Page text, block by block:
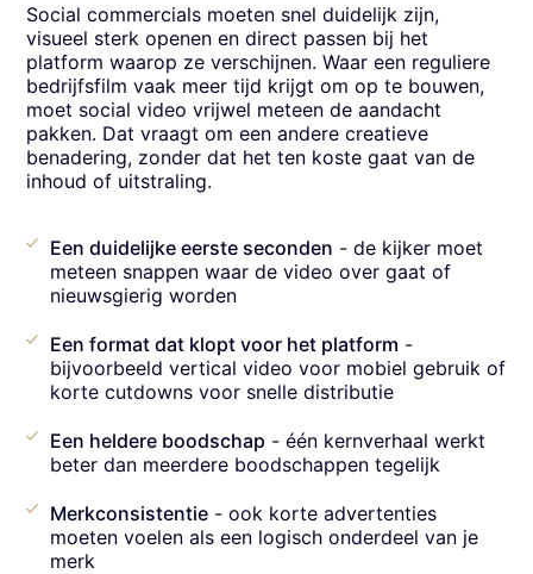
Social commercials moeten snel duidelijk zijn,
visueel sterk openen en direct passen bij het
platform waarop ze verschijnen. Waar een reguliere
bedrijfsfilm vaak meer tijd krijgt om op te bouwen,
moet social video vrijwel meteen de aandacht
pakken. Dat vraagt om een andere creatieve
benadering, zonder dat het ten koste gaat van de
inhoud of uitstraling.
Een duidelijke eerste seconden - de kijker moet
meteen snappen waar de video over gaat of
nieuwsgierig worden
Een format dat klopt voor het platform -
bijvoorbeeld vertical video voor mobiel gebruik of
korte cutdowns voor snelle distributie
Een heldere boodschap - één kernverhaal werkt
beter dan meerdere boodschappen tegelijk
Merkconsistentie - ook korte advertenties
moeten voelen als een logisch onderdeel van je
merk